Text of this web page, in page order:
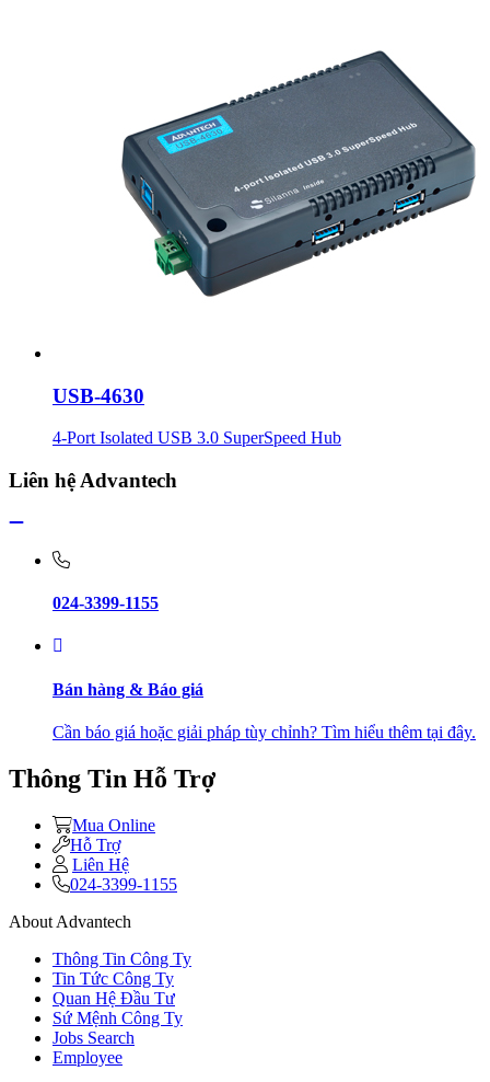
USB-4630
4-Port Isolated USB 3.0 SuperSpeed Hub
Liên hệ Advantech
024-3399-1155
Bán hàng & Báo giá
Cần báo giá hoặc giải pháp tùy chỉnh? Tìm hiểu thêm tại đây.
Thông Tin Hỗ Trợ
Mua Online
Hỗ Trợ
Liên Hệ
024-3399-1155
About Advantech
Thông Tin Công Ty
Tin Tức Công Ty
Quan Hệ Đầu Tư
Sứ Mệnh Công Ty
Jobs Search
Employee